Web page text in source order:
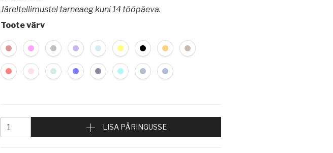
Järeltellimustel tarneaeg kuni 14 tööpäeva.
Toote värv
LISA PÄRINGUSSE